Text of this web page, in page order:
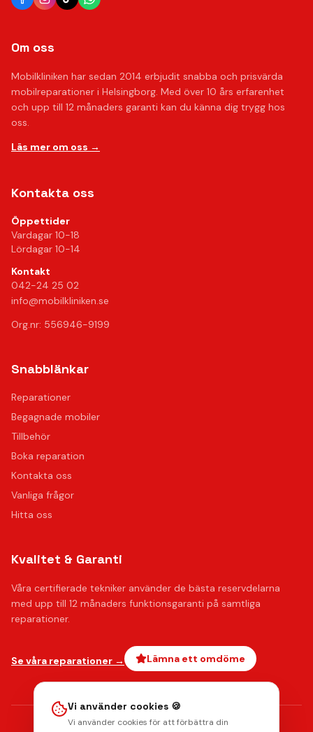
Om oss
Mobilkliniken har sedan 2014 erbjudit snabba och prisvärda
mobilreparationer i Helsingborg. Med över 10 års erfarenhet
och upp till 12 månaders garanti kan du känna dig trygg hos
oss.
Läs mer om oss →
Kontakta oss
Öppettider
Vardagar 10-18
Lördagar 10-14
Kontakt
042-24 25 02
info@mobilkliniken.se
Org.nr: 556946-9199
Snabblänkar
Reparationer
Begagnade mobiler
Tillbehör
Boka reparation
Kontakta oss
Vanliga frågor
Hitta oss
Kvalitet & Garanti
Våra certifierade tekniker använder de bästa reservdelarna
med upp till 12 månaders funktionsgaranti på samtliga
reparationer.
Se våra reparationer → Lämna ett omdöme
Vi använder cookies 🍪
Vi använder cookies för att förbättra din